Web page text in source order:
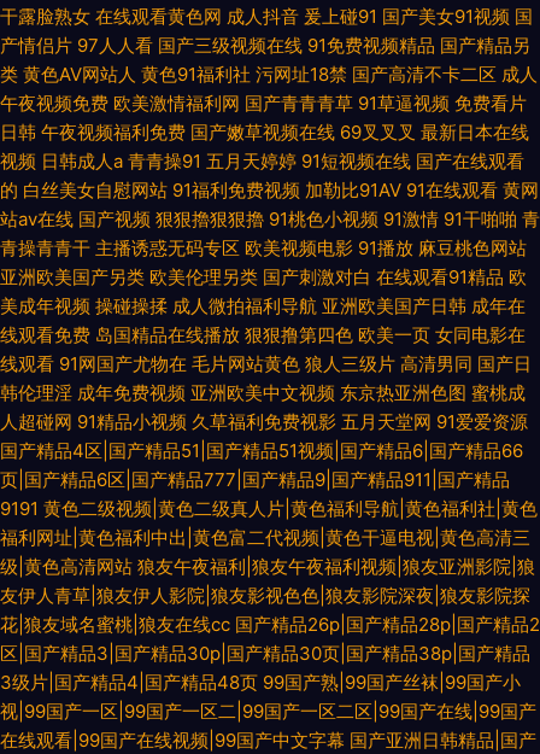
干露脸熟女 在线观看黄色网 成人抖音 爰上碰91 国产美女91视频 国
产情侣片 97人人看 国产三级视频在线 91免费视频精品 国产精品另
类 黄色AV网站人 黄色91福利社 污网址18禁 国产高清不卡二区 成人
午夜视频免费 欧美激情福利网 国产青青青草 91草逼视频 免费看片
日韩 午夜视频福利免费 国产嫩草视频在线 69叉叉叉 最新日本在线
视频 日韩成人a 青青操91 五月天婷婷 91短视频在线 国产在线观看
的 白丝美女自慰网站 91福利免费视频 加勒比91AV 91在线观看 黄网
站av在线 国产视频 狠狠擼狠狠擼 91桃色小视频 91激情 91干啪啪 青
青操青青干 主播诱惑无码专区 欧美视频电影 91播放 麻豆桃色网站
亚洲欧美国产另类 欧美伦理另类 国产刺激对白 在线观看91精品 欧
美成年视频 操碰操揉 成人微拍福利导航 亚洲欧美国产日韩 成年在
线观看免费 岛国精品在线播放 狠狠撸第四色 欧美一页 女同电影在
线观看 91网国产尤物在 毛片网站黄色 狼人三级片 高清男同 国产日
韩伦理淫 成年免费视频 亚洲欧美中文视频 东京热亚洲色图 蜜桃成
人超碰网 91精品小视频 久草福利免费视影 五月天堂网 91爱爱资源
国产精品4区|国产精品51|国产精品51视频|国产精品6|国产精品66
页|国产精品6区|国产精品777|国产精品9|国产精品911|国产精品
9191 黄色二级视频|黄色二级真人片|黄色福利导航|黄色福利社|黄色
福利网址|黄色福利中出|黄色富二代视频|黄色干逼电视|黄色高清三
级|黄色高清网站 狼友午夜福利|狼友午夜福利视频|狼友亚洲影院|狼
友伊人青草|狼友伊人影院|狼友影视色色|狼友影院深夜|狼友影院探
花|狼友域名蜜桃|狼友在线cc 国产精品26p|国产精品28p|国产精品2
区|国产精品3|国产精品30p|国产精品30页|国产精品38p|国产精品
3级片|国产精品4|国产精品48页 99国产熟|99国产丝袜|99国产小
视|99国产一区|99国产一区二|99国产一区二区|99国产在线|99国产
在线观看|99国产在线视频|99国产中文字幕 国产亚洲日韩精品|国产